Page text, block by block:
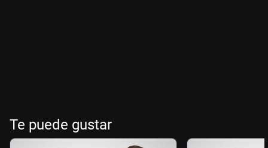
Te puede gustar